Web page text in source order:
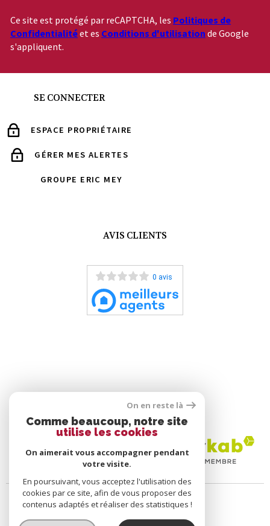
Ce site est protégé par reCAPTCHA, les Politiques de
Confidentialitéet es Conditions d'utilisation de Google
s'appliquent.
SE CONNECTER
ESPACE PROPRIÉTAIRE
GÉRER MES ALERTES
GROUPE ERIC MEY
AVIS CLIENTS
0 avis
ADHÉRENTS
On en reste là
Comme beaucoup, notre site
utilise les cookies
On aimerait vous accompagner pendant
votre visite.
En poursuivant, vous acceptez l'utilisation des
cookies par ce site, afin de vous proposer des
contenus adaptés et réaliser des statistiques !